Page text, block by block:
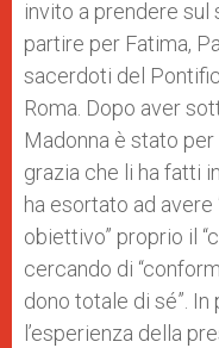
invito a prendere sul
partire per Fatima,
sacerdoti del
Roma. Dopo aver
Madonna è stato per
grazia che li ha fatti
ha esortato ad avere
obiettivo” proprio il
cercando di
dono totale di sé”.
l’esperienza della